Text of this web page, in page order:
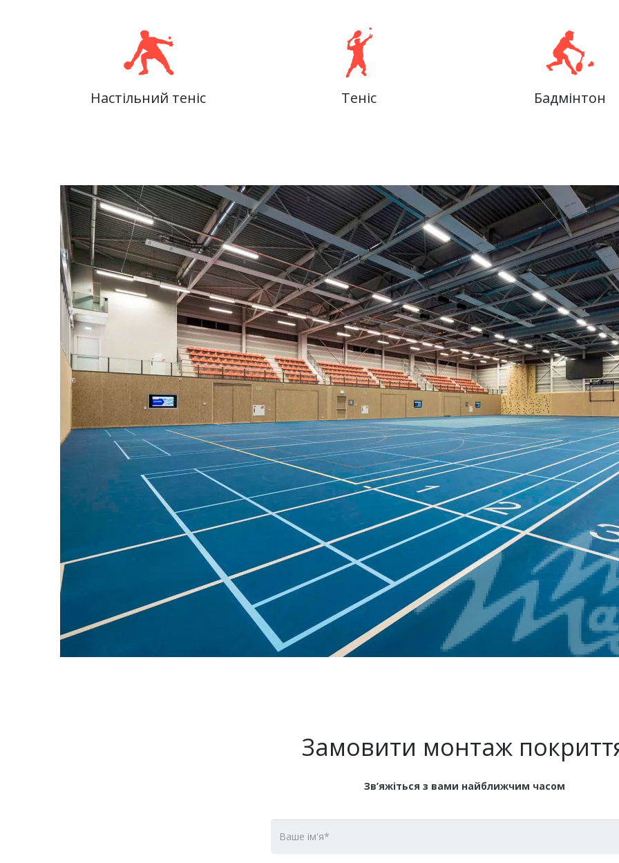
Настільний теніс Теніс Бадмінтон
Замовити монтаж
Зв’яжіться з вами найближчим часом